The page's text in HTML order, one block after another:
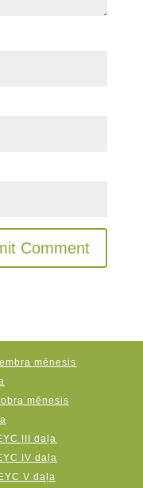
mēnesis
mēnesis
III daļa
IV daļa
V daļa